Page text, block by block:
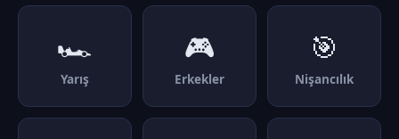
🏎️
Yarış
🎮
Erkekler
🎯
Nişancılık